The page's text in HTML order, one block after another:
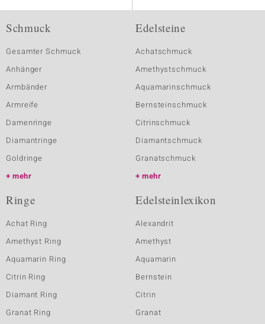
Schmuck
Gesamter Schmuck
Anhänger
Armbänder
Armreife
Damenringe
Diamantringe
Goldringe
mehr
Edelsteine
Achatschmuck
Amethystschmuck
Aquamarinschmuck
Bernsteinschmuck
Citrinschmuck
Diamantschmuck
Granatschmuck
mehr
Ringe
Achat Ring
Amethyst Ring
Aquamarin Ring
Citrin Ring
Diamant Ring
Granat Ring
Edelsteinlexikon
Alexandrit
Amethyst
Aquamarin
Bernstein
Citrin
Granat